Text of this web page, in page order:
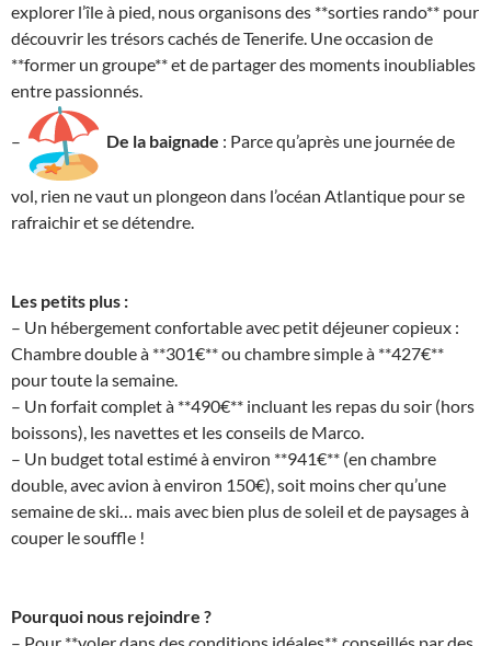
explorer l’île à pied, nous organisons des **sorties rando** pour
découvrir les trésors cachés de Tenerife. Une occasion de
**former un groupe** et de partager des moments inoubliables
entre passionnés.
– De la baignade : Parce qu’après une journée de
vol, rien ne vaut un plongeon dans l’océan Atlantique pour se
rafraichir et se détendre.
Les petits plus :
– Un hébergement confortable avec petit déjeuner copieux :
Chambre double à **301€** ou chambre simple à **427€**
pour toute la semaine.
– Un forfait complet à **490€** incluant les repas du soir (hors
boissons), les navettes et les conseils de Marco.
– Un budget total estimé à environ **941€** (en chambre
double, avec avion à environ 150€), soit moins cher qu’une
semaine de ski… mais avec bien plus de soleil et de paysages à
couper le souffle !
Pourquoi nous rejoindre ?